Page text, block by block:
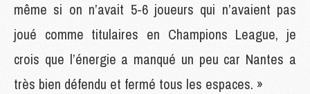
même si on n’avait 5-6 joueurs qui n’avaient pas
joué comme titulaires en Champions League, je
crois que l’énergie a manqué un peu car Nantes a
très bien défendu et fermé tous les espaces. »